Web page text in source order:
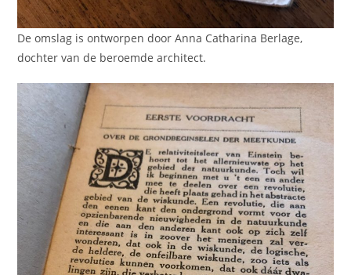
De omslag is ontworpen door Anna Catharina Berlage,
dochter van de beroemde architect.